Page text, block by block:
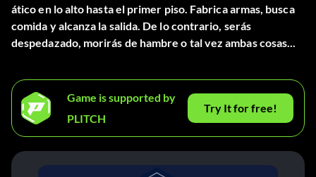
ático en lo alto hasta el primer piso. Fabrica armas, busca
comida y alcanza la salida. De lo contrario, serás
despedazado, morirás de hambre o tal vez ambas cosas...
Game is supported by
PLITCH
Try It for free!